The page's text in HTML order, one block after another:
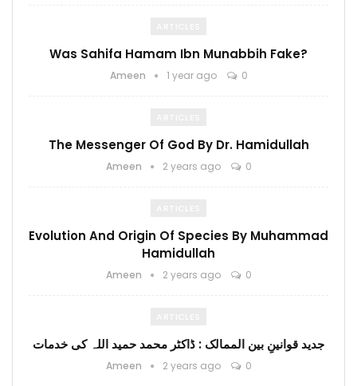
Was Sahifa Hamam Ibn Munabbih Fake?
Ameen 1 year ago 0
The Messenger Of God By Dr. Hamidullah
Ameen 2 years ago 0
Evolution And Origin Of Species By Muhammad
Hamidullah
Ameen 2 years ago 0
جدید قوانینِ بین الممالک : ڈاکٹر محمد حمید اللہ کی خدمات
Ameen 2 years ago 0